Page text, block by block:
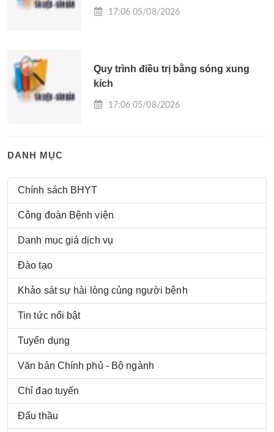
17:06 05/08/2026
Quy trình điều trị bằng sóng xung
kích
17:06 05/08/2026
DANH MỤC
Chính sách BHYT
Công đoàn Bệnh viện
Danh mục giá dịch vụ
Đào tạo
Khảo sát sự hài lòng củng người bệnh
Tin tức nổi bật
Tuyển dụng
Văn bản Chính phủ - Bộ ngành
Chỉ đạo tuyến
Đấu thầu